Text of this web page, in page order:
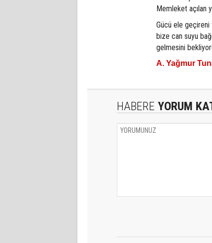
Memleket açılan
Gücü ele geçireni
bize can suyu
gelmesini
A. Yağmur
HABERE YORUM